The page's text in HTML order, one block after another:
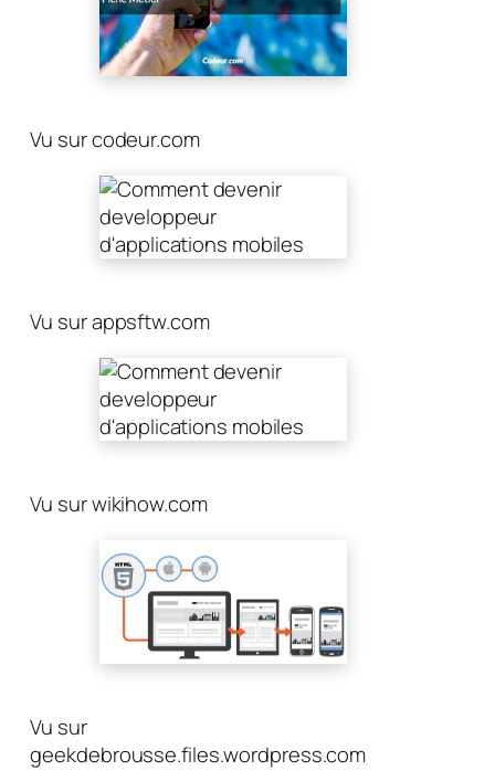
Vu sur codeur.com
Vu sur appsftw.com
Vu sur wikihow.com
Vu sur
geekdebrousse.files.wordpress.com